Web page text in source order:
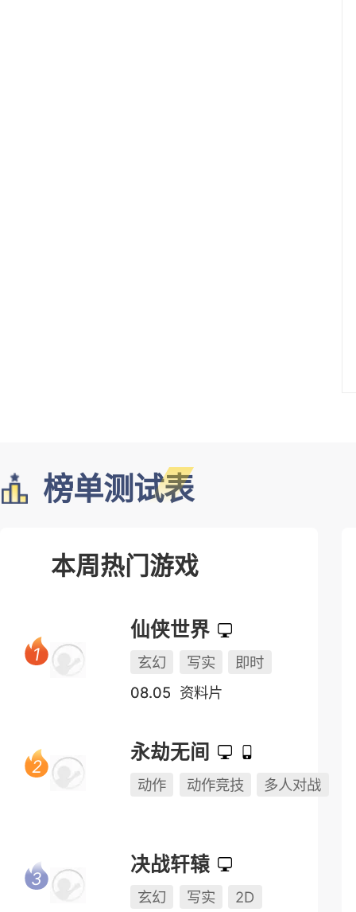
榜单测试表
本周热门游戏
仙侠世界
玄幻 写实
即时
08.05 资料片
永劫无间
动作 动作竞技 多人对战
决战轩辕
玄幻 写实 2D